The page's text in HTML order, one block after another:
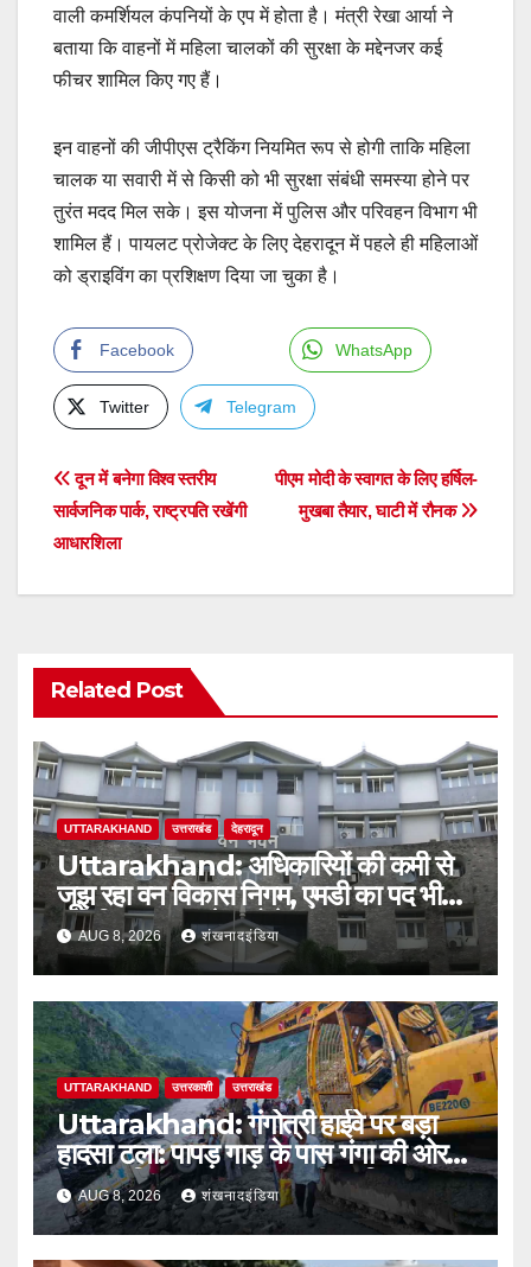
वाली कमर्शियल कंपनियों के एप में होता है। मंत्री रेखा आर्या ने
बताया कि वाहनों में महिला चालकों की सुरक्षा के मद्देनजर कई
फीचर शामिल किए गए हैं।
इन वाहनों की जीपीएस ट्रैकिंग नियमित रूप से होगी ताकि महिला
चालक या सवारी में से किसी को भी सुरक्षा संबंधी समस्या होने पर
तुरंत मदद मिल सके। इस योजना में पुलिस और परिवहन विभाग भी
शामिल हैं। पायलट प्रोजेक्ट के लिए देहरादून में पहले ही महिलाओं
को ड्राइविंग का प्रशिक्षण दिया जा चुका है।
Facebook WhatsApp
Twitter Telegram
Post
navigation
पीएम मोदी के स्वागत के लिए हर्षिल-
मुखबा तैयार, घाटी में रौनक
दून में बनेगा विश्व स्तरीय
सार्वजनिक पार्क, राष्ट्रपति रखेंगी
आधारशिला
Related Post
UTTARAKHAND उत्तराखंड देहरादून
Uttarakhand: अधिकारियों की कमी से
जूझ रहा वन विकास निगम, एमडी का पद भी
अतिरिक्त प्रभार के भरोसे
AUG 8, 2026 शंखनादइंडिया
UTTARAKHAND उत्तरकाशी उत्तराखंड
Uttarakhand: गंगोत्री हाईवे पर बड़ा
हादसा टला: पापड़ गाड़ के पास गंगा की ओर
फिसला पिकअप, कांवड़ यात्री सुरक्षित
AUG 8, 2026 शंखनादइंडिया